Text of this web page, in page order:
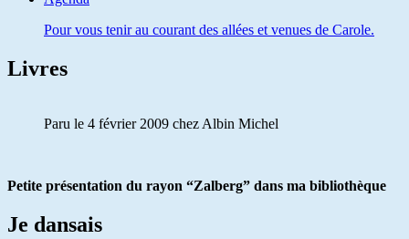
Pour vous tenir au courant des allées et venues de Carole.
Livres
Paru le 4 février 2009 chez Albin Michel
Petite présentation du rayon “Zalberg” dans ma bibliothèque
Je dansais